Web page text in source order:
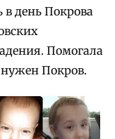
в день Покрова
Помогала
Покров.